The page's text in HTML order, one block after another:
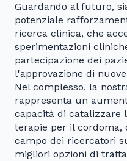
Guardando al futuro,
potenziale
ricerca clinica, che
sperimentazioni
partecipazione dei
l'approvazione di
Nel complesso, la
rappresenta un
capacità di catalizzare
terapie per il cordoma,
campo dei ricercatori
migliori opzioni di